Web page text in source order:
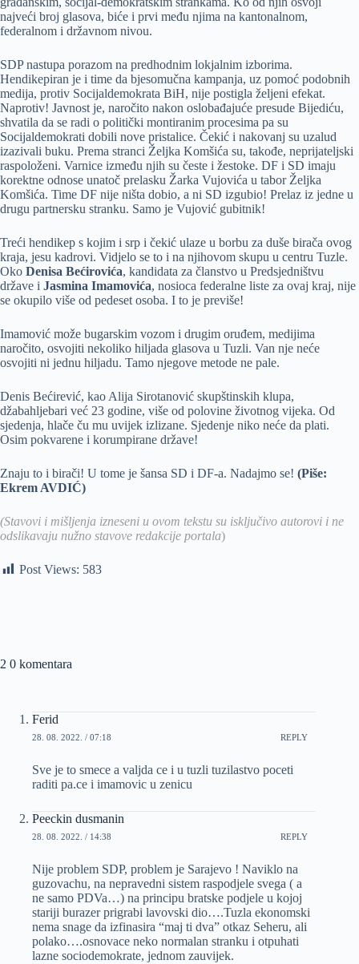
najveći broj glasova, biće i prvi među njima na kantonalnom,
federalnom i državnom nivou.
SDP nastupa porazom na predhodnim lokjalnim izborima.
Hendikepiran je i time da bjesomučna kampanja, uz pomoć podobnih
medija, protiv Socijaldemokrata BiH, nije postigla željeni efekat.
Naprotiv! Javnost je, naročito nakon oslobađajuće presude Bijediću,
shvatila da se radi o politički montiranim procesima pa su
Socijaldemokrati dobili nove pristalice. Čekić i nakovanj su uzalud
izazivali buku. Prema stranci Željka Komšića su, takođe, neprijateljski
raspoloženi. Varnice između njih su česte i žestoke. DF i SD imaju
korektne odnose unatoč prelasku Žarka Vujovića u tabor Željka
Komšića. Time DF nije ništa dobio, a ni SD izgubio! Prelaz iz jedne u
drugu partnersku stranku. Samo je Vujović gubitnik!
Treći hendikep s kojim i srp i čekić ulaze u borbu za duše birača ovog
kraja, jesu kadrovi. Vidjelo se to i na njihovom skupu u centru Tuzle.
Oko Denisa Bećirovića, kandidata za članstvo u Predsjedništvu
države i Jasmina Imamovića, nosioca federalne liste za ovaj kraj, nije
se okupilo više od pedeset osoba. I to je previše!
Imamović može bugarskim vozom i drugim oruđem, medijima
naročito, osvojiti nekoliko hiljada glasova u Tuzli. Van nje neće
osvojiti ni jednu hiljadu. Tamo njegove metode ne pale.
Denis Bećirević, kao Alija Sirotanović skupštinskih klupa,
džabahljebari već 23 godine, više od polovine životnog vijeka. Od
sjedenja, hlače ču mu uvijek izlizane. Sjedenje niko neće da plati.
Osim pokvarene i korumpirane države!
Znaju to i birači! U tome je šansa SD i DF-a. Nadajmo se! (Piše:
Ekrem AVDIĆ)
(Stavovi i mišljenja izneseni u ovom tekstu su isključivo autorovi i ne
odslikavaju nužno stavove redakcije portala)
Post Views: 583
2 0 komentara
Ferid
28. 08. 2022. / 07:18 REPLY
Sve je to smece a valjda ce i u tuzli tuzilastvo poceti
raditi pa.ce i imamovic u zenicu
Peeckin dusmanin
28. 08. 2022. / 14:38 REPLY
Nije problem SDP, problem je Sarajevo ! Naviklo na
guzovachu, na nepravedni sistem raspodjele svega ( a
ne samo PDVa…) na principu bratske podjele u kojoj
stariji burazer prigrabi lavovski dio….Tuzla ekonomski
nema snage da izfinasira “maj ti dva” otkaz Seheru, ali
polako….osnovace neko normalan stranku i otpuhati
lazne sociodemokrate, jednom zauvijek.